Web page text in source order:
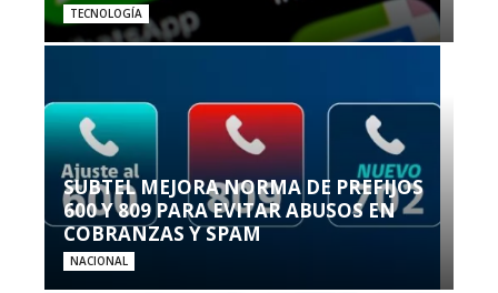
TECNOLOGÍA
SUBTEL MEJORA NORMA DE PREFIJOS
600 Y 809 PARA EVITAR ABUSOS EN
COBRANZAS Y SPAM
NACIONAL